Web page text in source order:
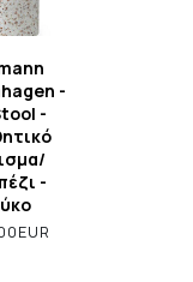
-
-
-